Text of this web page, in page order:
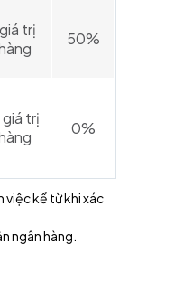
trị
50%
trị
0%
việc kể từ khi xác
ngân hàng.